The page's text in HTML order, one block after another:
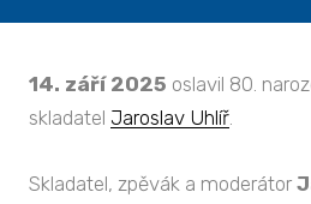
14. září 2025 oslavil 80.
skladatel Jaroslav Uhlíř
Skladatel, zpěvák a moderátor